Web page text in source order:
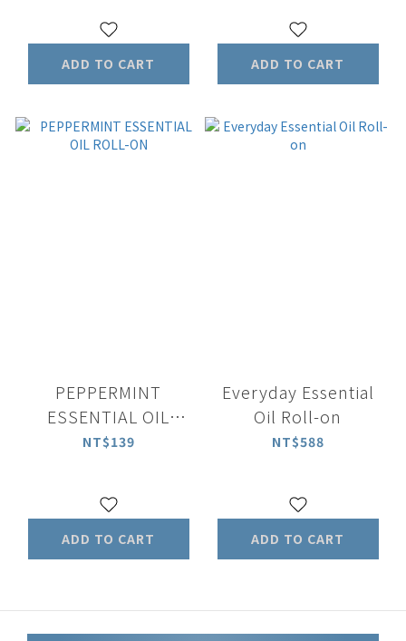
ADD TO CART ADD TO CART
PEPPERMINT
ESSENTIAL OIL
ROLL-ON
NT$139
ADD TO CART
Everyday Essential
Oil Roll-on
NT$588
ADD TO CART